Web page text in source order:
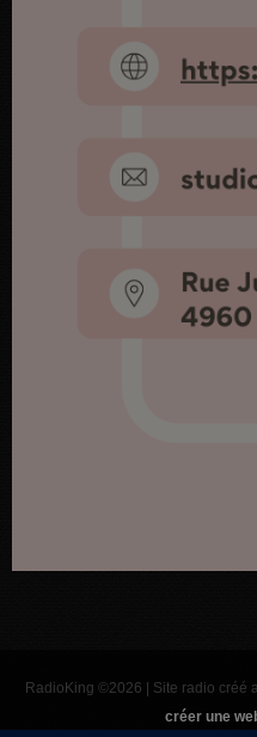
RadioKing ©2026 | Site radio créé
créer une